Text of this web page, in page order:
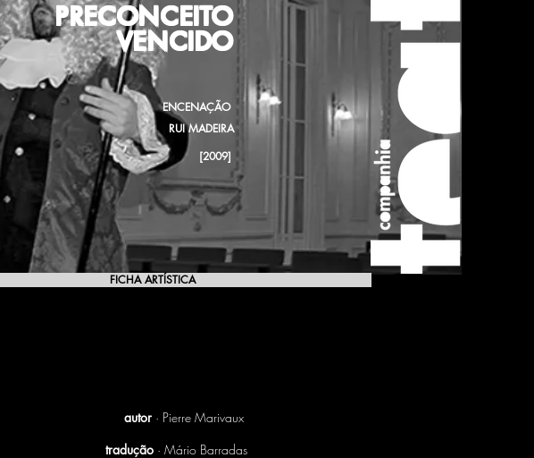
PRECONCEITO
VENCIDO
ENCENAÇÃO
RUI MADEIRA
[2009]
FICHA ARTÍSTICA
autor · Pierre Marivaux
tradução · Mário Barradas